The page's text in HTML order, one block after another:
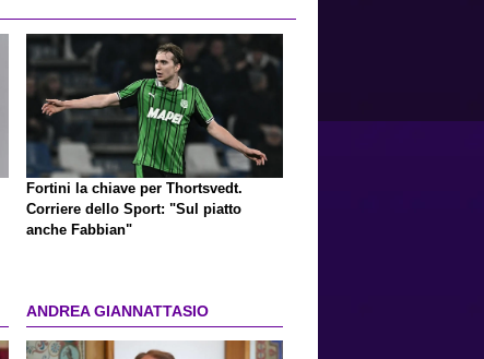
Fortini la chiave per Thortsvedt.
Corriere dello Sport: "Sul piatto
anche Fabbian"
ANDREA GIANNATTASIO